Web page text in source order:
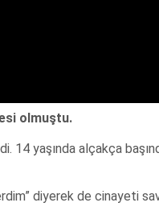
olmuştu.
14 yaşında alçakça
diyerek de cinayeti